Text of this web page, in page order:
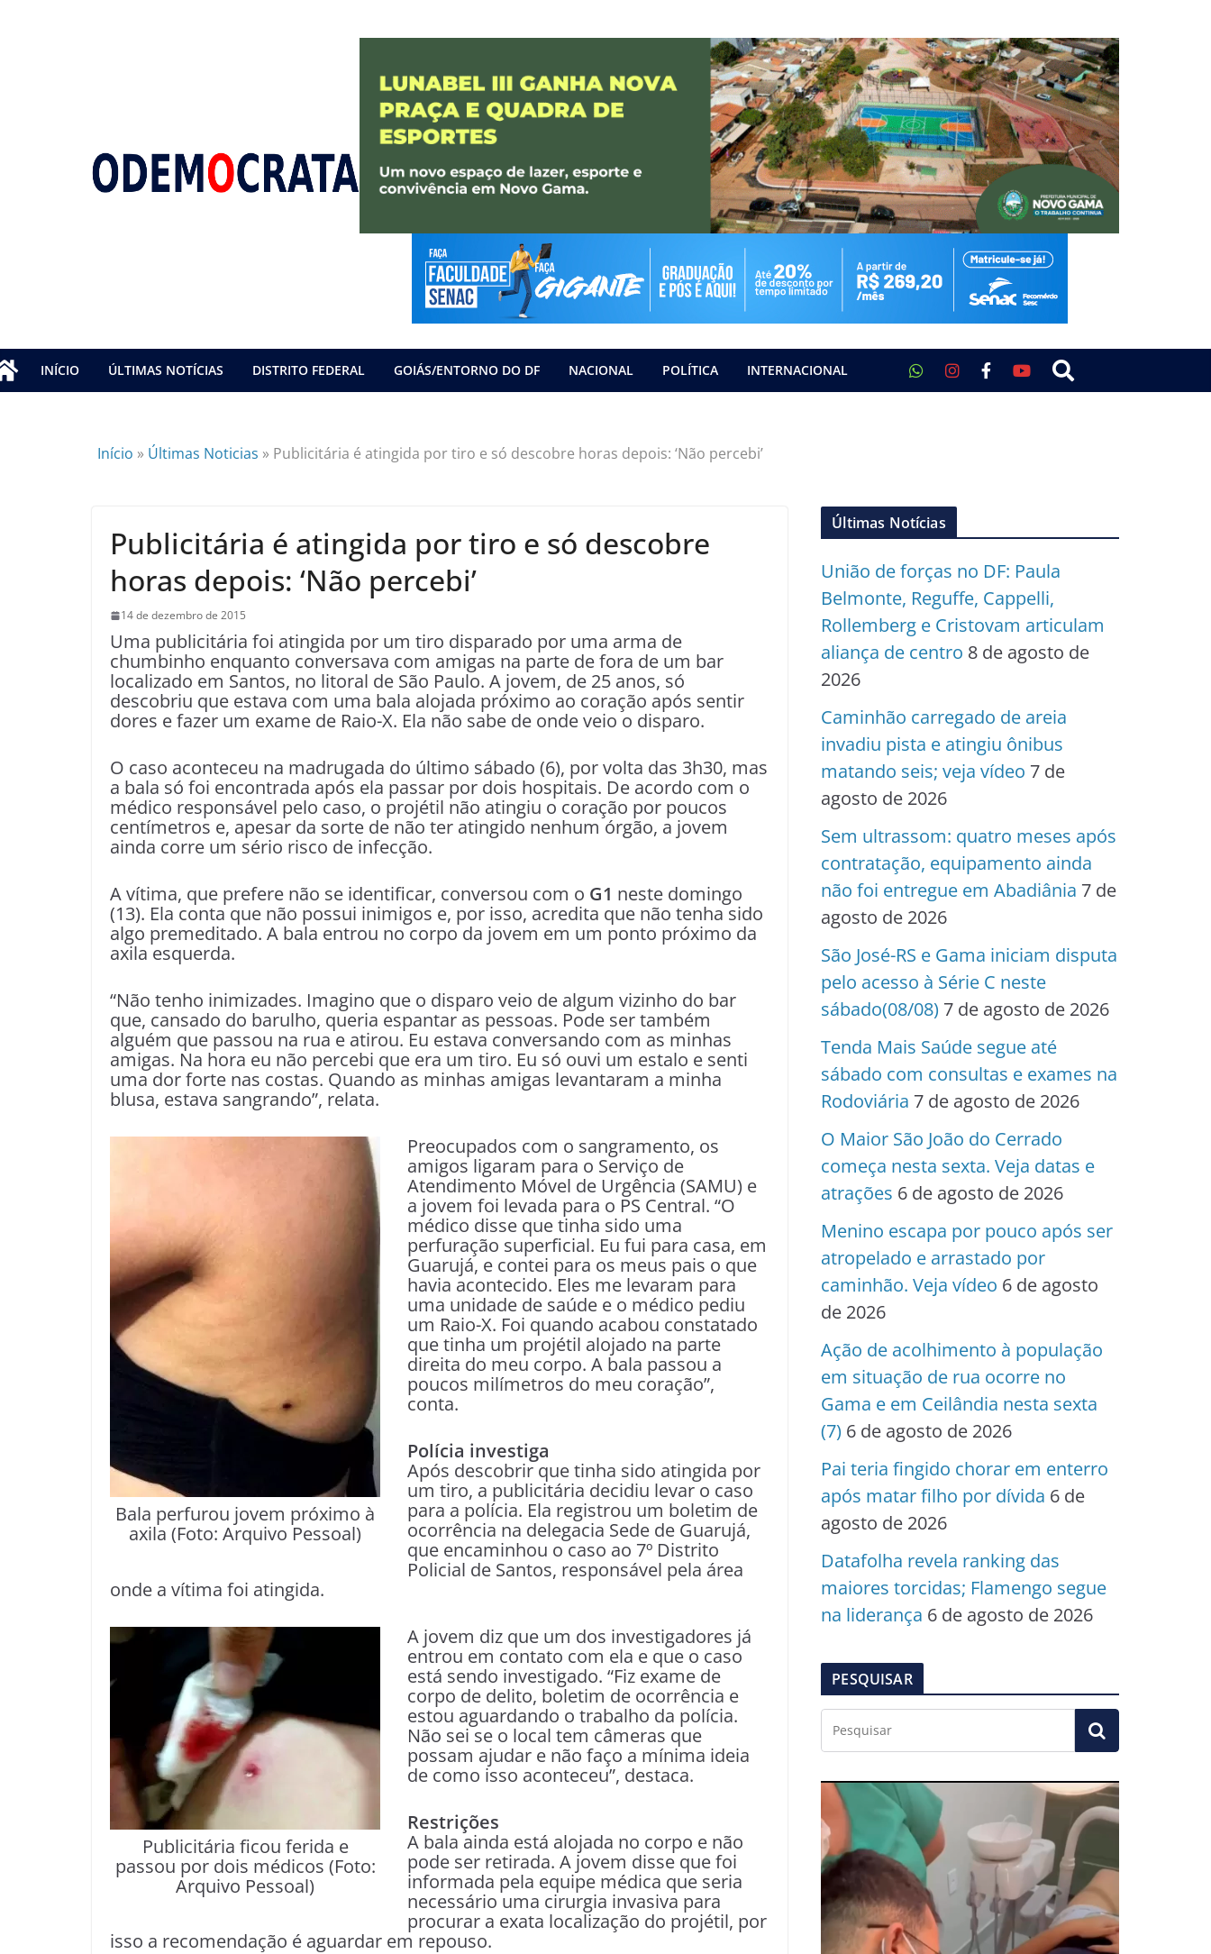
INÍCIO ÚLTIMAS NOTÍCIAS DISTRITO FEDERAL GOIÁS/ENTORNO DO DF NACIONAL POLÍTICA INTERNACIONAL
Início » Últimas Noticias » Publicitária é atingida por tiro e só descobre horas depois: ‘Não percebi’
Publicitária é atingida por tiro e só descobre
horas depois: ‘Não percebi’
14 de dezembro de 2015
Uma publicitária foi atingida por um tiro disparado por uma arma de
chumbinho enquanto conversava com amigas na parte de fora de um bar
localizado em Santos, no litoral de São Paulo. A jovem, de 25 anos, só
descobriu que estava com uma bala alojada próximo ao coração após sentir
dores e fazer um exame de Raio-X. Ela não sabe de onde veio o disparo.
O caso aconteceu na madrugada do último sábado (6), por volta das 3h30, mas
a bala só foi encontrada após ela passar por dois hospitais. De acordo com o
médico responsável pelo caso, o projétil não atingiu o coração por poucos
centímetros e, apesar da sorte de não ter atingido nenhum órgão, a jovem
ainda corre um sério risco de infecção.
A vítima, que prefere não se identificar, conversou com o G1 neste domingo
(13). Ela conta que não possui inimigos e, por isso, acredita que não tenha sido
algo premeditado. A bala entrou no corpo da jovem em um ponto próximo da
axila esquerda.
“Não tenho inimizades. Imagino que o disparo veio de algum vizinho do bar
que, cansado do barulho, queria espantar as pessoas. Pode ser também
alguém que passou na rua e atirou. Eu estava conversando com as minhas
amigas. Na hora eu não percebi que era um tiro. Eu só ouvi um estalo e senti
uma dor forte nas costas. Quando as minhas amigas levantaram a minha
blusa, estava sangrando”, relata.
Bala perfurou jovem próximo à
axila (Foto: Arquivo Pessoal)
Preocupados com o sangramento, os
amigos ligaram para o Serviço de
Atendimento Móvel de Urgência (SAMU) e
a jovem foi levada para o PS Central. “O
médico disse que tinha sido uma
perfuração superficial. Eu fui para casa, em
Guarujá, e contei para os meus pais o que
havia acontecido. Eles me levaram para
uma unidade de saúde e o médico pediu
um Raio-X. Foi quando acabou constatado
que tinha um projétil alojado na parte
direita do meu corpo. A bala passou a
poucos milímetros do meu coração”,
conta.
Polícia investiga
Após descobrir que tinha sido atingida por
um tiro, a publicitária decidiu levar o caso
para a polícia. Ela registrou um boletim de
ocorrência na delegacia Sede de Guarujá,
que encaminhou o caso ao 7º Distrito
Policial de Santos, responsável pela área
onde a vítima foi atingida.
Publicitária ficou ferida e
passou por dois médicos (Foto:
Arquivo Pessoal)
A jovem diz que um dos investigadores já
entrou em contato com ela e que o caso
está sendo investigado. “Fiz exame de
corpo de delito, boletim de ocorrência e
estou aguardando o trabalho da polícia.
Não sei se o local tem câmeras que
possam ajudar e não faço a mínima ideia
de como isso aconteceu”, destaca.
Restrições
A bala ainda está alojada no corpo e não
pode ser retirada. A jovem disse que foi
informada pela equipe médica que seria
necessário uma cirurgia invasiva para
procurar a exata localização do projétil, por
isso a recomendação é aguardar em repouso.
Últimas Notícias
União de forças no DF: Paula
Belmonte, Reguffe, Cappelli,
Rollemberg e Cristovam articulam
aliança de centro 8 de agosto de
2026
Caminhão carregado de areia
invadiu pista e atingiu ônibus
matando seis; veja vídeo 7 de
agosto de 2026
Sem ultrassom: quatro meses após
contratação, equipamento ainda
não foi entregue em Abadiânia 7 de
agosto de 2026
São José-RS e Gama iniciam disputa
pelo acesso à Série C neste
sábado(08/08) 7 de agosto de 2026
Tenda Mais Saúde segue até
sábado com consultas e exames na
Rodoviária 7 de agosto de 2026
O Maior São João do Cerrado
começa nesta sexta. Veja datas e
atrações 6 de agosto de 2026
Menino escapa por pouco após ser
atropelado e arrastado por
caminhão. Veja vídeo 6 de agosto
de 2026
Ação de acolhimento à população
em situação de rua ocorre no
Gama e em Ceilândia nesta sexta
(7) 6 de agosto de 2026
Pai teria fingido chorar em enterro
após matar filho por dívida 6 de
agosto de 2026
Datafolha revela ranking das
maiores torcidas; Flamengo segue
na liderança 6 de agosto de 2026
PESQUISAR